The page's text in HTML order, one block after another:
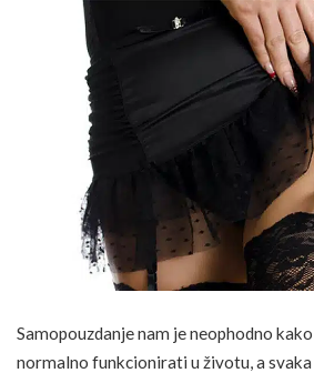
Samopouzdanje nam je neophodno
normalno funkcionirati u životu, a